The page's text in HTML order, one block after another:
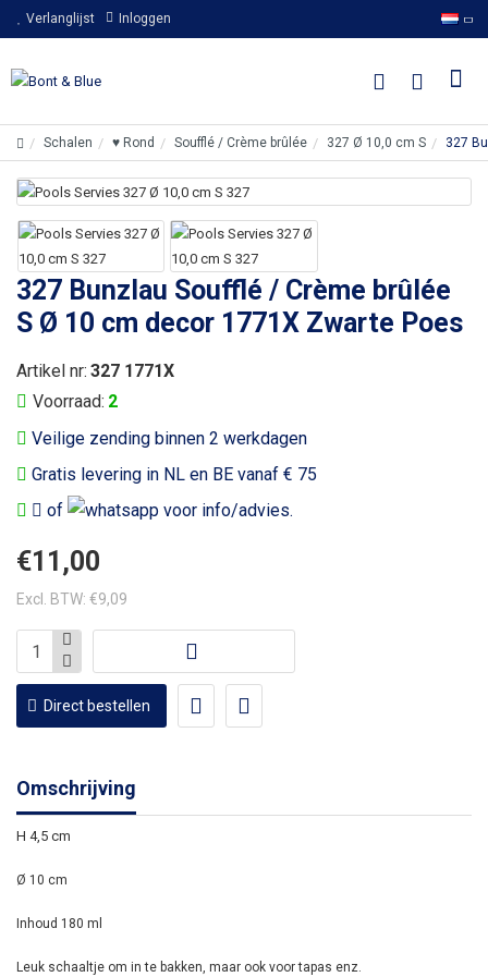
Verlanglijst Inloggen
Schalen ♥ Rond Soufflé / Crème brûlée 327 Ø 10,0 cm S 327
327 Bunzlau Soufflé / Crème brûlée
S Ø 10 cm decor 1771X Zwarte Poes
Veilige zending binnen 2 werkdagen
Gratis levering in NL en BE vanaf € 75
of
voor info/advies.
Voorraad: 2
Artikel nr: 327 1771X
€11,00
Excl. BTW: €9,09
Direct bestellen
Omschrijving
H 4,5 cm
Ø 10 cm
Inhoud 180 ml
Leuk schaaltje om in te bakken, maar ook voor tapas enz.